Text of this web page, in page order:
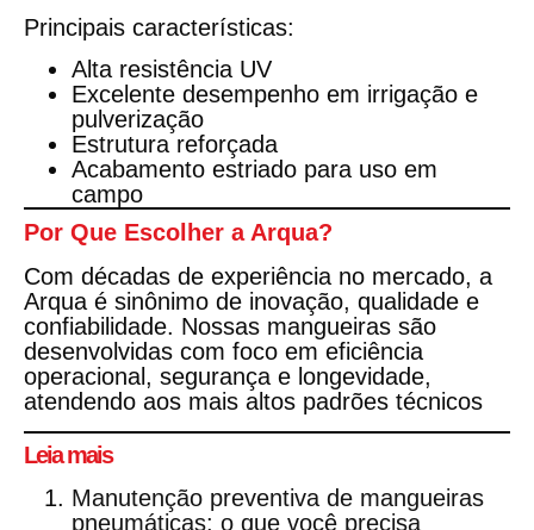
Principais características:
Alta resistência UV
Excelente desempenho em irrigação e
pulverização
Estrutura reforçada
Acabamento estriado para uso em
campo
Por Que Escolher a Arqua?
Com décadas de experiência no mercado, a
Arqua é sinônimo de inovação, qualidade e
confiabilidade. Nossas mangueiras são
desenvolvidas com foco em eficiência
operacional , segurança e longevidade,
atendendo aos mais altos padrões técnicos
Leia mais
Manutenção preventiva de mangueiras
pneumáticas: o que você precisa